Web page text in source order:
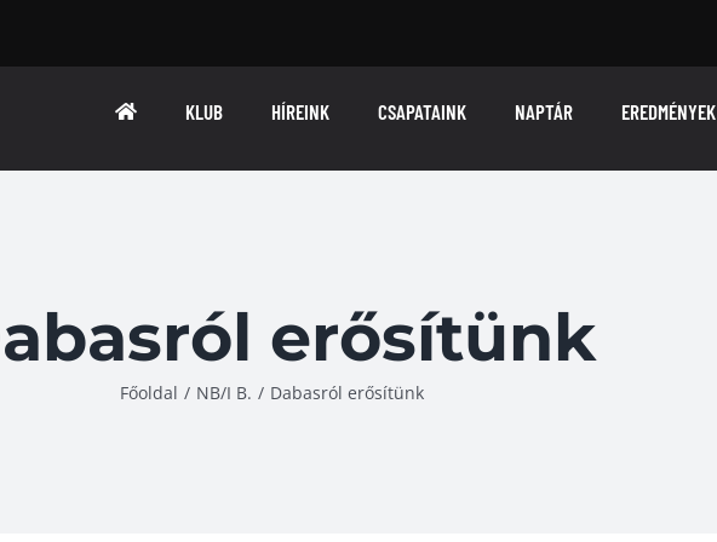
KLUB HÍREINK CSAPATAINK NAPTÁR EREDMÉNYEK
erősítünk
Főoldal / NB/I B. / Dabasról erősítünk